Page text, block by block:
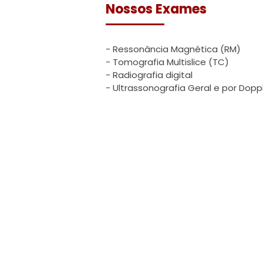
Nossos Exames
- Ressonância Magnética (RM)
- Tomografia Multislice (TC)
- Radiografia digital
- Ultrassonografia Geral e por